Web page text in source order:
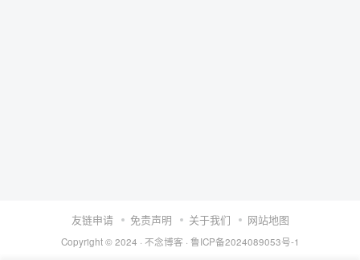
友链申请 免责声明 关于我们 网站地图
Copyright © 2024 · 不念博客 · 鲁ICP备2024089053号-1